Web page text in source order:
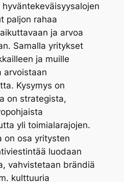
paljon rahaa
ja arvoa
Samalla yritykset
ja muille
arvoistaan
Kysymys on
on strategista,
yli toimialarajojen.
on osa yritysten
luodaan
vahvistetaan brändiä
kulttuuria